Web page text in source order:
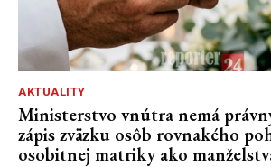
AKTUALITY
Ministerstvo vnútra nemá
zápis zväzku osôb rovnakého
osobitnej matriky ako